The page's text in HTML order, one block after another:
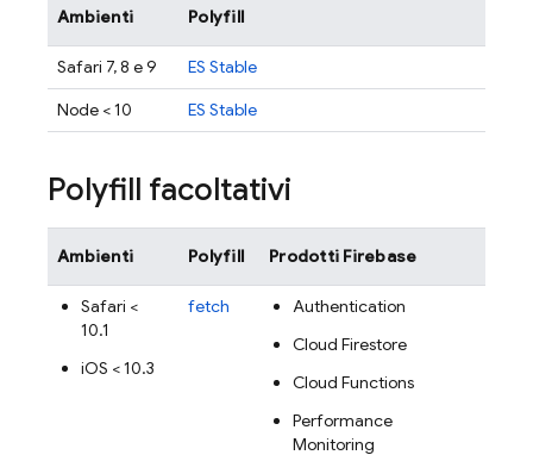
Ambienti Polyfill
Safari 7, 8 e 9
ES Stable
Node < 10
ES Stable
Polyfill facoltativi
Ambienti Polyfill Prodotti Firebase
Safari <
10.1
iOS < 10.3
fetch
Authentication
Cloud Firestore
Cloud Functions
Performance
Monitoring